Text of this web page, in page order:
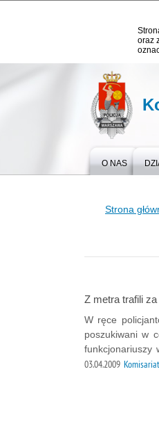
oraz
O NAS
Strona
Z metra trafili
W ręce
poszukiwani w
funkcjonariuszy
03.04.2009